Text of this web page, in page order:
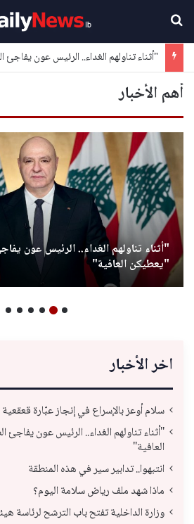
أهم الأخبار
"أثناء تناولهم الغداء.. الرئيس عون
"يعطيكن العافية"
اخر الأخبار
سلام أوعز بالإسراع في إنجاز عبّارة
"أثناء تناولهم الغداء.. الرئيس عون
العافية"
انتبهوا.. تدابير سير في هذه المنطقة
ماذا شهد ملف رياض سلامة اليوم؟
وزارة الداخلية تفتح باب الترشح لرئاسة